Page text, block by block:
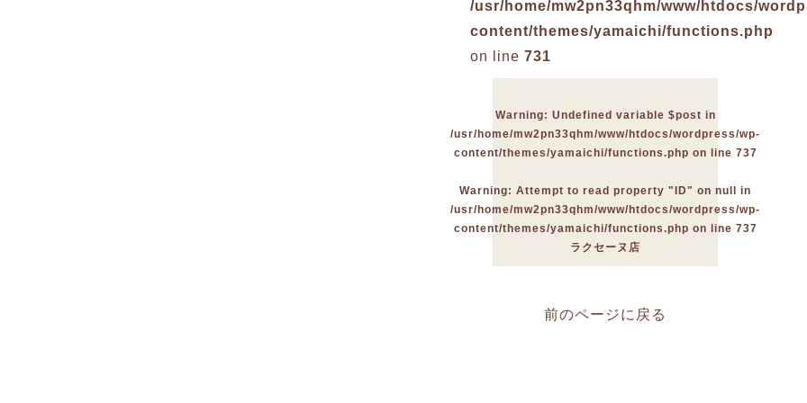
/usr/home/mw2pn33qhm/www/htdocs/
content/themes/yamaichi/functions.php
on line 731
Warning: Undefined variable $post in
/usr/home/mw2pn33qhm/www/htdocs/wordpress/wp-
content/themes/yamaichi/functions.php on line 737
Warning: Attempt to read property "ID" on null in
/usr/home/mw2pn33qhm/www/htdocs/wordpress/wp-
content/themes/yamaichi/functions.php on line 737
ラクセーヌ店
前のページに戻る